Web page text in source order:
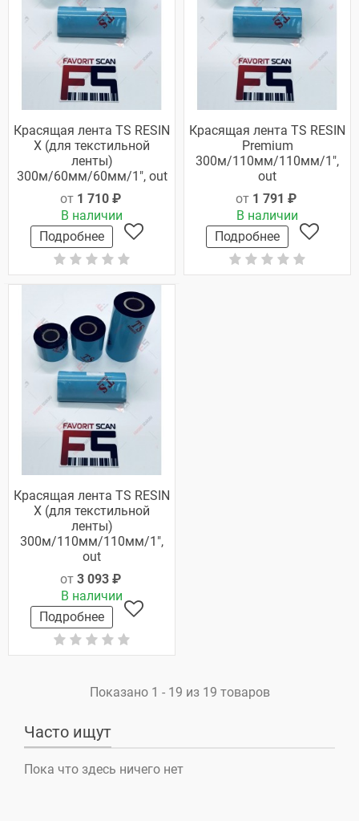
Красящая лента TS RESIN
X (для текстильной
ленты)
300м/60мм/60мм/1", out
от 1 710 ₽
В наличии
Подробнее
Красящая лента TS RESIN
Premium
300м/110мм/110мм/1",
out
от 1 791 ₽
В наличии
Подробнее
Красящая лента TS RESIN
X (для текстильной
ленты)
300м/110мм/110мм/1",
out
от 3 093 ₽
В наличии
Подробнее
Показано 1 - 19 из 19 товаров
Часто ищут
Пока что здесь ничего нет